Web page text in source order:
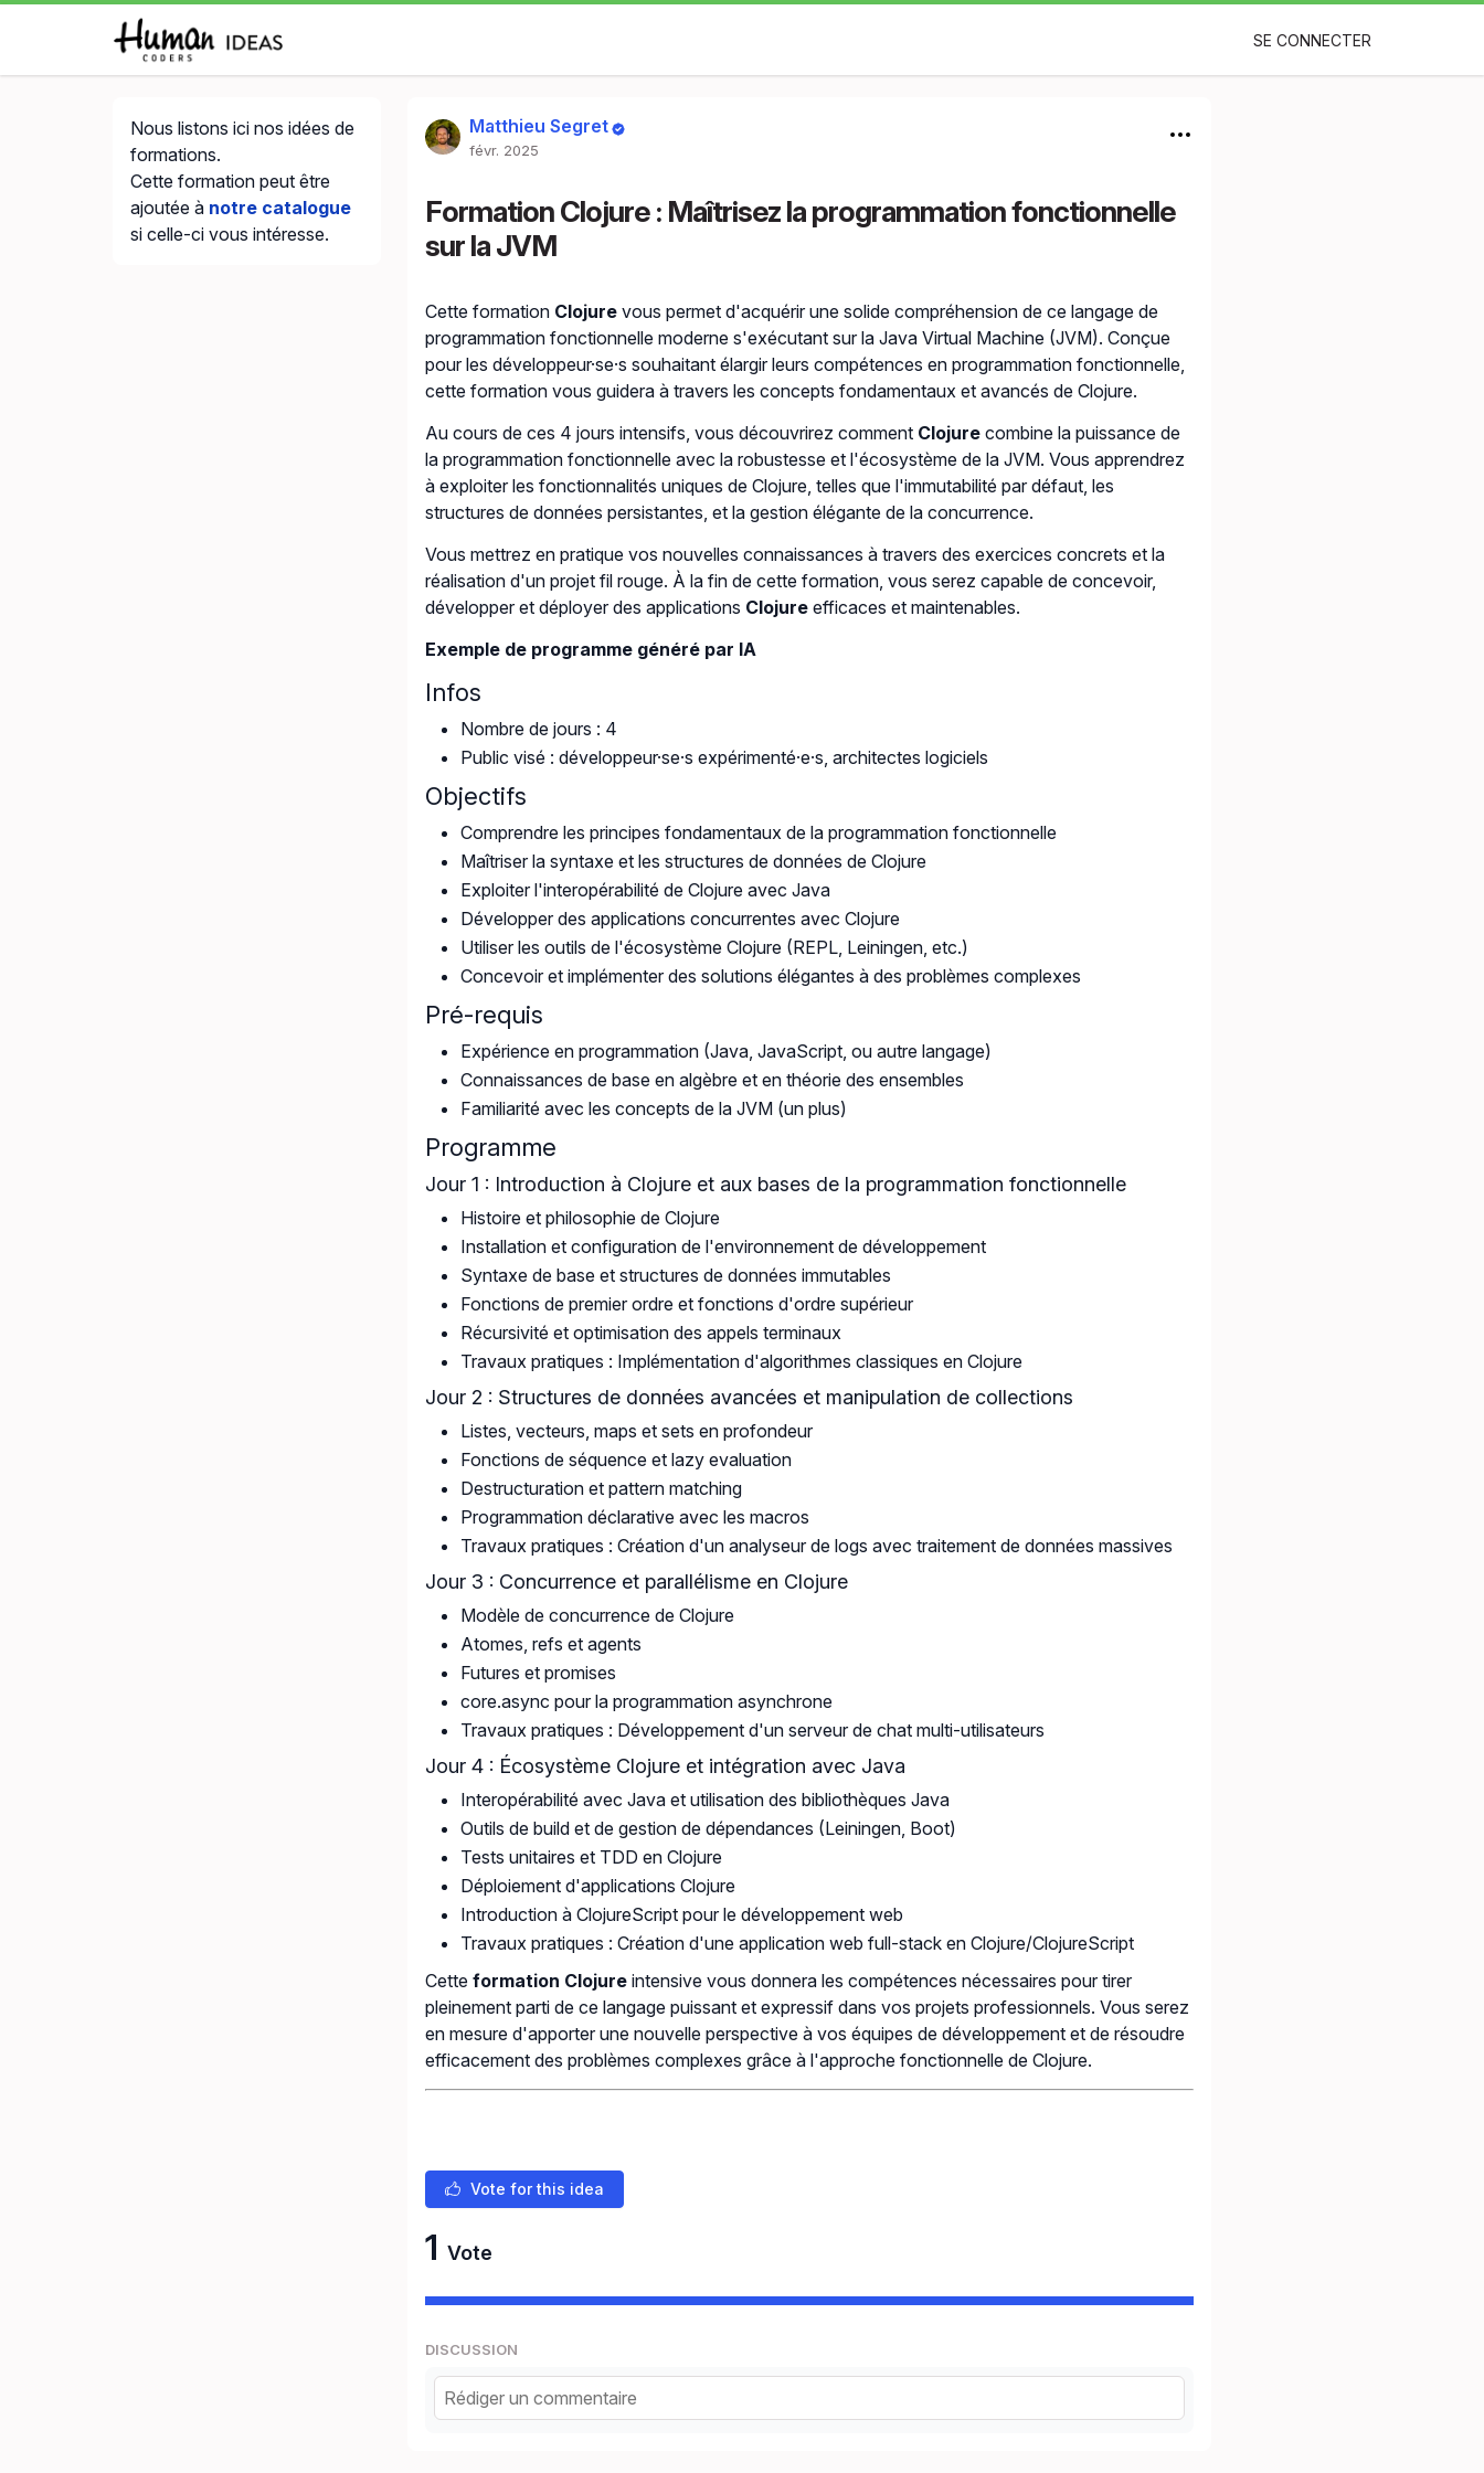
SE CONNECTER
Matthieu Segret
févr. 2025
Formation Clojure : Maîtrisez la programmation fonctionnelle
sur la JVM
Cette formation Clojurevous permet d'acquérir une solide compréhension de ce langage de
programmation fonctionnelle moderne s'exécutant sur la Java Virtual Machine (JVM). Conçue
pour les développeur·se·s souhaitant élargir leurs compétences en programmation fonctionnelle,
cette formation vous guidera à travers les concepts fondamentaux et avancés de Clojure.
Au cours de ces 4 jours intensifs, vous découvrirez comment Clojurecombine la puissance de
la programmation fonctionnelle avec la robustesse et l'écosystème de la JVM. Vous apprendrez
à exploiter les fonctionnalités uniques de Clojure, telles que l'immutabilité par défaut, les
structures de données persistantes, et la gestion élégante de la concurrence.
Vous mettrez en pratique vos nouvelles connaissances à travers des exercices concrets et la
réalisation d'un projet fil rouge. À la fin de cette formation, vous serez capable de concevoir,
développer et déployer des applications Clojureefficaces et maintenables.
Exemple de programme généré par IA
Infos
Nombre de jours : 4
Public visé : développeur·se·s expérimenté·e·s, architectes logiciels
Objectifs
Comprendre les principes fondamentaux de la programmation fonctionnelle
Maîtriser la syntaxe et les structures de données de Clojure
Exploiter l'interopérabilité de Clojure avec Java
Développer des applications concurrentes avec Clojure
Utiliser les outils de l'écosystème Clojure (REPL, Leiningen, etc.)
Concevoir et implémenter des solutions élégantes à des problèmes complexes
Pré-requis
Expérience en programmation (Java, JavaScript, ou autre langage)
Connaissances de base en algèbre et en théorie des ensembles
Familiarité avec les concepts de la JVM (un plus)
Programme
Jour 1 : Introduction à Clojure et aux bases de la programmation fonctionnelle
Histoire et philosophie de Clojure
Installation et configuration de l'environnement de développement
Syntaxe de base et structures de données immutables
Fonctions de premier ordre et fonctions d'ordre supérieur
Récursivité et optimisation des appels terminaux
Travaux pratiques : Implémentation d'algorithmes classiques en Clojure
Jour 2 : Structures de données avancées et manipulation de collections
Listes, vecteurs, maps et sets en profondeur
Fonctions de séquence et lazy evaluation
Destructuration et pattern matching
Programmation déclarative avec les macros
Travaux pratiques : Création d'un analyseur de logs avec traitement de données massives
Jour 3 : Concurrence et parallélisme en Clojure
Modèle de concurrence de Clojure
Atomes, refs et agents
Futures et promises
core.async pour la programmation asynchrone
Travaux pratiques : Développement d'un serveur de chat multi-utilisateurs
Jour 4 : Écosystème Clojure et intégration avec Java
Interopérabilité avec Java et utilisation des bibliothèques Java
Outils de build et de gestion de dépendances (Leiningen, Boot)
Tests unitaires et TDD en Clojure
Déploiement d'applications Clojure
Introduction à ClojureScript pour le développement web
Travaux pratiques : Création d'une application web full-stack en Clojure/ClojureScript
Cette formation Clojureintensive vous donnera les compétences nécessaires pour tirer
pleinement parti de ce langage puissant et expressif dans vos projets professionnels. Vous serez
en mesure d'apporter une nouvelle perspective à vos équipes de développement et de résoudre
efficacement des problèmes complexes grâce à l'approche fonctionnelle de Clojure.
Vote for this idea
1 Vote
DISCUSSION
Nous listons ici nos idées de
formations.
Cette formation peut être
ajoutée à notre catalogue
si celle-ci vous intéresse.